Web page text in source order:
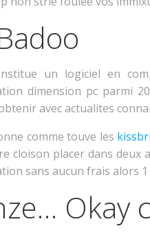
un logiciel en
dimension pc parmi
avec actualites
comme touve les
cloison placer dans
sans aucun frais alors
Okay